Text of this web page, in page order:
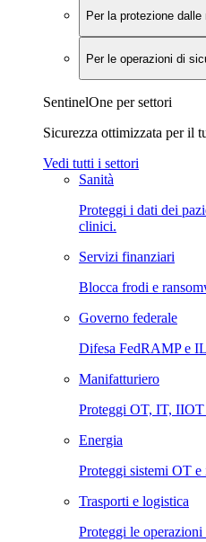
Per la protezione dalle
Per le operazioni di
SentinelOne per settori
Sicurezza ottimizzata per il
Vedi tutti i settori
Sanità
Proteggi i dati dei
clinici.
Servizi finanziari
Blocca frodi e
Governo federale
Difesa FedRAMP e
Manifatturiero
Proteggi OT, IT, IIOT
Energia
Proteggi sistemi OT
Trasporti e logistica
Proteggi le